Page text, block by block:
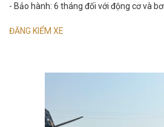
- Bảo hành: 6 tháng đối với động cơ và
ĐĂNG KIỂM XE